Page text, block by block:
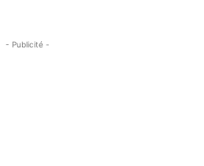
- Publicité -